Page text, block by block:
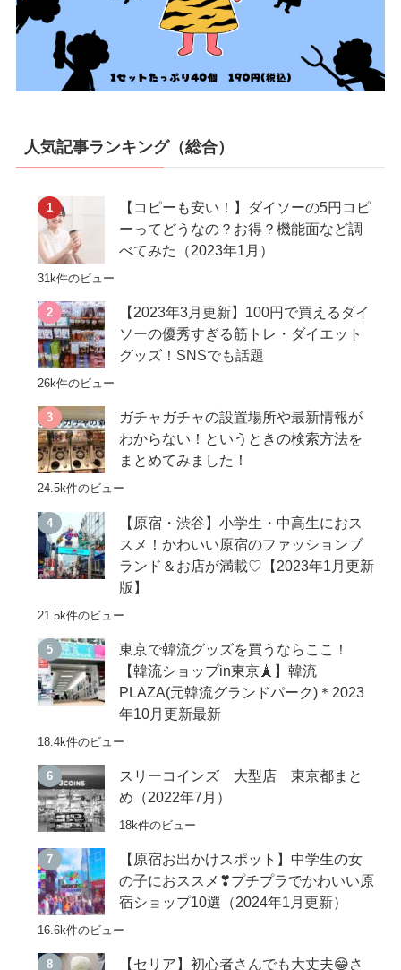
人気記事ランキング（総合）
【コピーも安い！】ダイソーの5円コピ
ーってどうなの？お得？機能面など調
べてみた（2023年1月）
31k件のビュー
【2023年3月更新】100円で買えるダイ
ソーの優秀すぎる筋トレ・ダイエット
グッズ！SNSでも話題
26k件のビュー
ガチャガチャの設置場所や最新情報が
わからない！というときの検索方法を
まとめてみました！
24.5k件のビュー
【原宿・渋谷】小学生・中高生におス
スメ！かわいい原宿のファッションブ
ランド＆お店が満載♡【2023年1月更新
版】
21.5k件のビュー
東京で韓流グッズを買うならここ！
【韓流ショップin東京🗼】韓流
PLAZA(元韓流グランドパーク)＊2023
年10月更新最新
18.4k件のビュー
スリーコインズ 大型店 東京都まと
め（2022年7月）
18k件のビュー
【原宿お出かけスポット】中学生の女
の子におススメ❣プチプラでかわいい原
宿ショップ10選（2024年1月更新）
16.6k件のビュー
【セリア】初心者さんでも大丈夫😁さ